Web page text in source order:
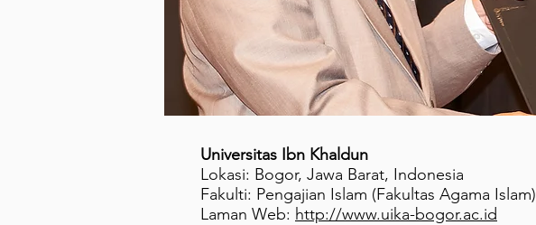
Universitas Ibn Khaldun
Lokasi: Bogor, Jawa Barat, Indonesia
Fakulti: Pengajian Islam (Fakultas Agama Islam)
Laman Web: http://www.uika-bogor.ac.id